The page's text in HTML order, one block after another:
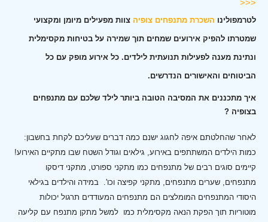
<<<
לטרמפולינו השכרת מתנפחים צופיה צוות מפעילים מיומן ומקצועי
שמטרתו להפיק אירועים שמחים תוך שמירה על בטיחות מקסימלית
ונתינת מענה לפעילות תנועתית לילדים. כל אירוע מופק עם כל
הביטוחים והאישורים הנדרשים.
איך מתכננים את המסיבה הטובה ביותר לילד שלכם עם מתנפחים
בצופיה ?
לאחר שהחלטתם איפה לחגוג ישנם כמה דברים שעליכם לקחת בחשבון:
כמות הילדים המשתתפים באירוע, גילאים וגודל השטח שבו מתקיים האירוע!
קיימים סוגים רבים של מתנפחים כמו מתקני ספורט, מתקני דיסקו
מתנפחים, שערים מתנפחים, מתקני קפיצה וכו'. במידה והילדים בגילאי
היסודי המתנפחים המומלצים הם מתנפחים המעודדים תרגול יכולות
מוטוריות תוך הפקת הנאה מקסימלית כמו למשל מתקן מתנפח עם קליעה